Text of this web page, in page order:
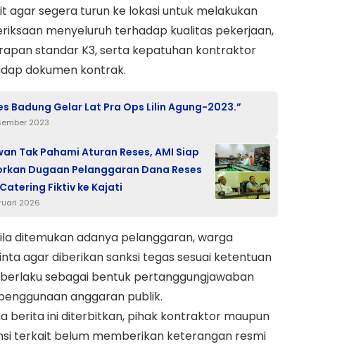
agar segera turun ke lokasi untuk melakukan
menyeluruh terhadap kualitas pekerjaan,
standar K3, serta kepatuhan kontraktor
dokumen kontrak.
Badung Gelar Lat Pra Ops Lilin Agung-2023.”
2023
Tak Pahami Aturan Reses, AMI Siap
Dugaan Pelanggaran Dana Reses
Fiktiv ke Kajati
2026
ditemukan adanya pelanggaran, warga
agar diberikan sanksi tegas sesuai ketentuan
sebagai bentuk pertanggungjawaban
anggaran publik.
berita ini diterbitkan, pihak kontraktor maupun
terkait belum memberikan keterangan resmi